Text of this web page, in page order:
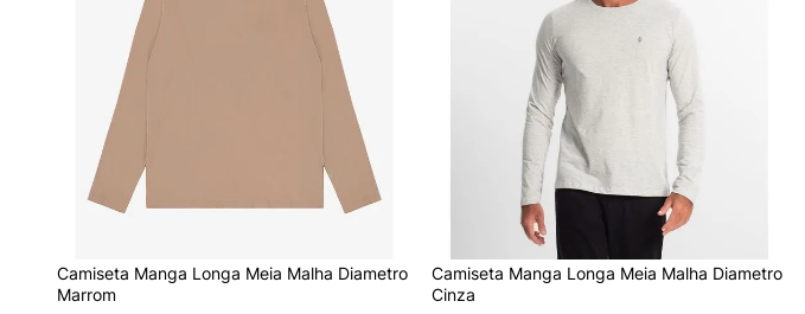
Camiseta Manga Longa Meia Malha Diametro
Marrom
Camiseta Manga Longa Meia Malha Diametro
Cinza